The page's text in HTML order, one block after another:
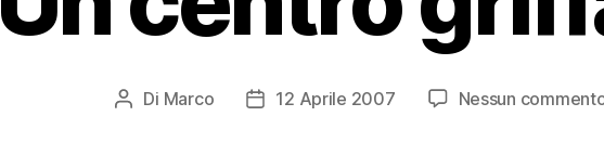
Autore
Di Marco
Data12 Aprile 2007 Nessun